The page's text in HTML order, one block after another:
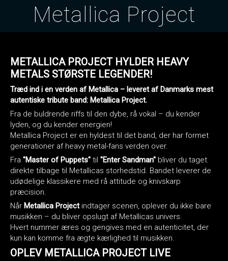
Metallica Project
METALLICA PROJECT HYLDER HEAVY
METALS STØRSTE LEGENDER!
Træd ind i en verden af Metallica – leveret af Danmarks mest
autentiske tribute band: Metallica Project.
Fra de buldrende riffs til den dybe, rå vokal – du kender
lyden, og du kender energien!
Metallica Project er en hyldest til det band, der har formet
generationer af heavy metal-fans verden over.
Fra "Master of Puppets" til "Enter Sandman" bliver du taget
direkte tilbage til Metallicas storhedstid. Bandet leverer de
udødelige klassikere med rå attitude og knivskarp
præcision.
Når Metallica Projectindtager scenen, oplever du ikke bare
musikken – du bliver opslugt af Metallicas univers.
Hvert nummer æres og gengives med en autenticitet, der
kun kan komme fra ægte kærlighed til musikken.
OPLEV METALLICA PROJECT LIVE